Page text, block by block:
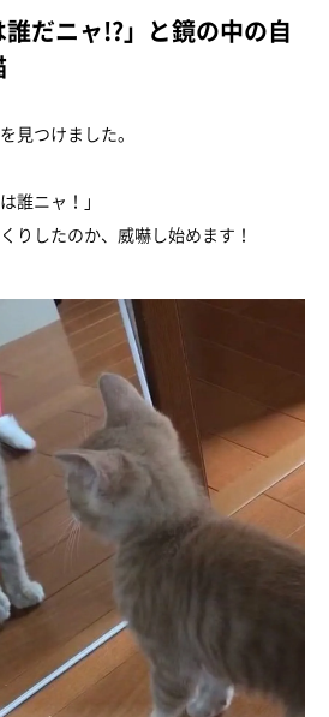
誰だニャ!?」と鏡の中の自
見つけました。
誰ニャ！」
りしたのか、威嚇し始めます！